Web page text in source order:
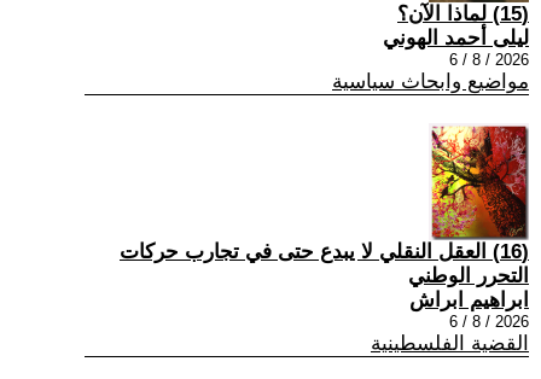
(15) لماذا الآن؟
ليلى أحمد الهوني
2026 / 8 / 6
مواضيع وابحاث سياسية
(16) العقل النقلي لا يبدع حتى في تجارب حركات
التحرر الوطني
ابراهيم ابراش
2026 / 8 / 6
القضية الفلسطينية